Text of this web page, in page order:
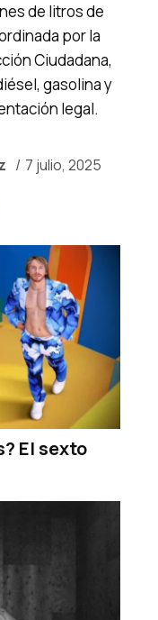
7 julio, 2025
de litros de
por la
Ciudadana,
gasolina y
legal.
El sexto